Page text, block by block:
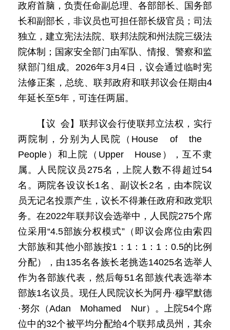
政府首脑，负责任命副总理、各部部长、国务部
长和副部长，非议员也可担任部长级官员；司法
独立，建立宪法法院、联邦法院和州法院三级法
院体制；国家安全部门由军队、情报、警察和监
狱部门组成。2026年3月4日，议会通过临时宪
法修正案，总统、联邦政府和联邦议会任期由4
年延长至5年，可连任两届。
【议 会】联邦议会行使联邦立法权，实行
两院制，分别为人民院（House of the
People）和上院（Upper House），互不隶
属。人民院议员275名，上院人数不得超过54
名。两院各设议长1名、副议长2名，由本院议
员无记名投票产生，议长不得兼任政府和政党职
务。在2022年联邦议会选举中，人民院275个席
位采用“4.5部族分权模式”（即议会席位由索四
大部族和其他小部族按1：1：1：1：0.5的比例
分配），由135名各族长老挑选14025名选举人
作为各部族代表，然后每51名部族代表选举本
部族1名议员。现任人民院议长为阿丹·穆罕默德
·努尔（Adan Mohamed Nur）。上院54个席
位中的32个被平均分配给4个联邦成员州，其余